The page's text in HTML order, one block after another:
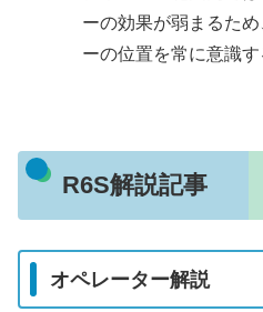
ーの効果が弱まるた
ーの位置を常に意識す
R6S解説記事
オペレーター解説